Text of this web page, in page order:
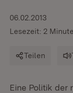
06.02.2013
Lesezeit: 2
Teilen
Eine Politik der